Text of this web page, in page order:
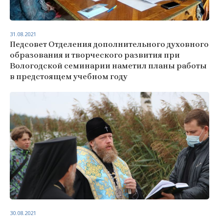
Педсовет Отделения дополнительного духовного
образования и творческого развития при
Вологодской семинарии наметил планы работы
в предстоящем учебном году
31.08.2021
30.08.2021